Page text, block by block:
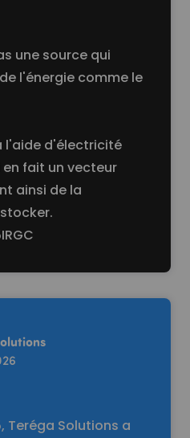
une source qui
l'énergie comme le
l'aide d'électricité
fait un vecteur
ainsi de la
Teréga Solutions a